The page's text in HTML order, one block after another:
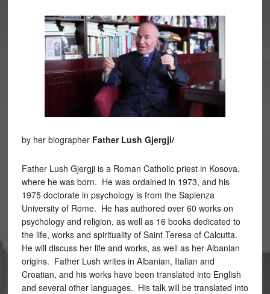
by her biographer Father Lush Gjergji/
Father Lush Gjergji is a Roman Catholic priest in Kosova,
where he was born. He was ordained in 1973, and his
1975 doctorate in psychology is from the Sapienza
University of Rome. He has authored over 60 works on
psychology and religion, as well as 16 books dedicated to
the life, works and spirituality of Saint Teresa of Calcutta.
He will discuss her life and works, as well as her Albanian
origins. Father Lush writes in Albanian, Italian and
Croatian, and his works have been translated into English
and several other languages. His talk will be translated into